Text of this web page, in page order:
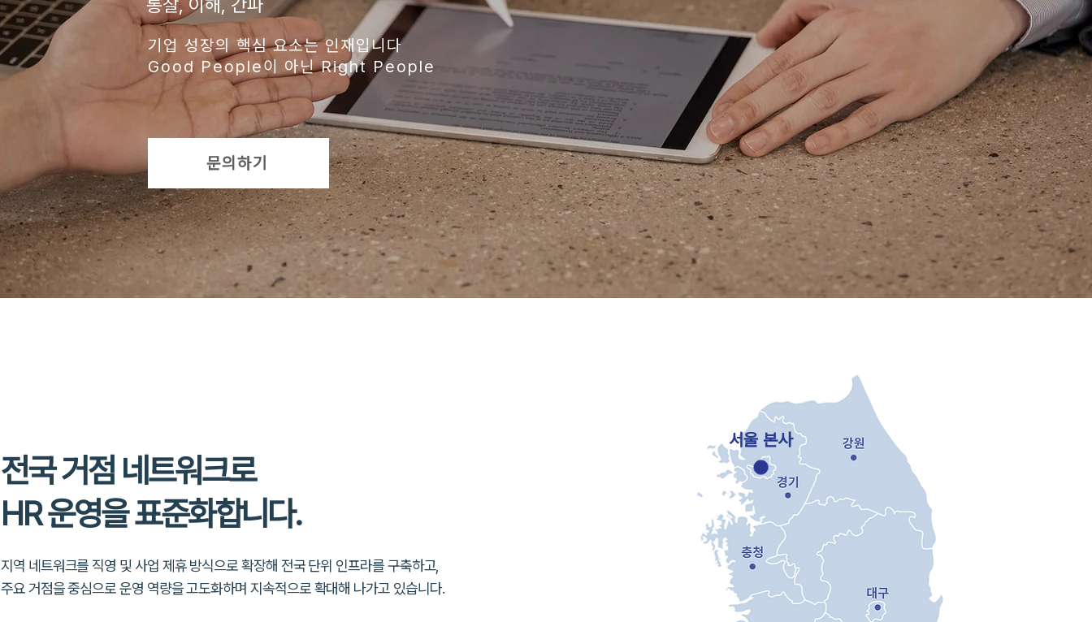
기업 성장의 핵심 요소는 인재입니다
Good People이 아닌 Right People
문의하기
통찰, 이해, 간파
전국 거점 네트워크로
HR 운영을 표준화합니다.
지역 네트워크를 직영 및 사업 제휴 방식으로 확장해 전국 단위 인프라를 구축하고,
주요 거점을 중심으로 운영 역량을 고도화하며지속적으로 확대해 나가고 있습니다.
​서울 본사